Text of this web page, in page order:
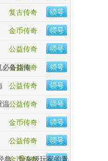
复古传奇
金币传奇
公益传奇
公益传奇
必备指南
公益传奇
公益传奇
温
金币传奇
公益传奇
金币传奇
典，骨灰级玩家的青春回忆杀！